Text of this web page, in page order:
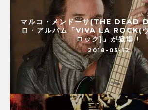
マルコ・メンドーサ(THE DEAD
ロ・アルバム「VIVA LA ROCK(ヴ
ロック)」が登場！
2018-03-12